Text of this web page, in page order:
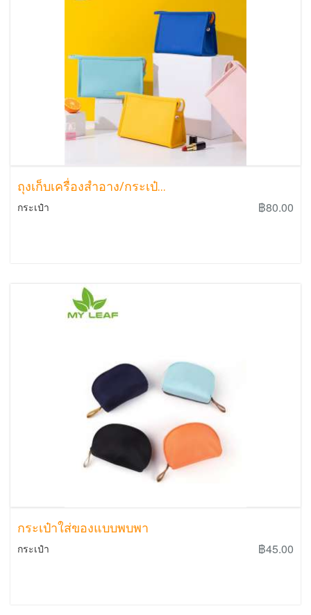
ถุงเก็บเครื่องสำอาง/กระเป๋...
กระเป๋า ฿80.00
กระเป๋าใส่ของแบบพบพา
กระเป๋า ฿45.00